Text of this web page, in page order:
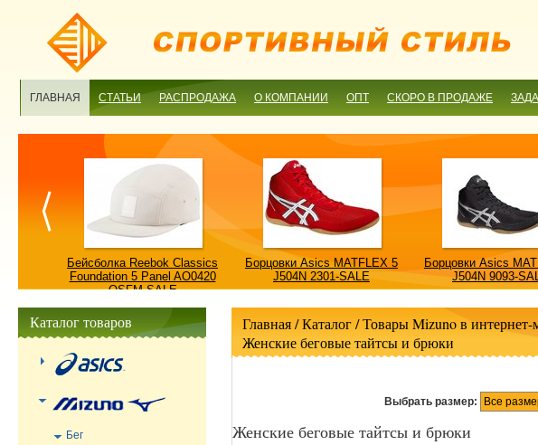
ГЛАВНАЯ СТАТЬИ РАСПРОДАЖА О КОМПАНИИ ОПТ СКОРО В ПРОДАЖЕ
Бейсболка Reebok Classics
Foundation 5 Panel AO0420
OSFM-SALE
Борцовки Asics MATFLEX 5
J504N 2301-SALE
Борцовки Asics
J504N 9093-
Главная/ Каталог /Товары Mizuno в
Женские беговые тайтсы и брюки
Выбрать размер: Все
Женские беговые тайтсы и брюки
Каталог товаров
Бег